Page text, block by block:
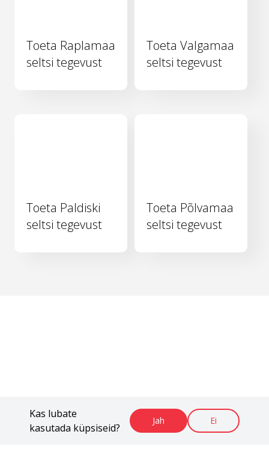
Kas lubate
kasutada küpsiseid?
Jah Ei
Toeta Raplamaa
seltsi tegevust
Toeta Valgamaa
seltsi tegevust
Toeta Paldiski
seltsi tegevust
Toeta Põlvamaa
seltsi tegevust